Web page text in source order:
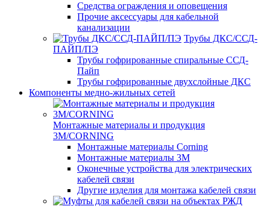
Средства ограждения и оповещения
Прочие аксессуары для кабельной
канализации
Трубы ДКС/ССД-
ПАЙП/ПЭ
Трубы гофрированные спиральные ССД-
Пайп
Трубы гофрированные двухслойные ДКС
Компоненты медно-жильных сетей
Монтажные материалы и продукция
3M/CORNING
Монтажные материалы Corning
Монтажные материалы 3M
Оконечные устройства для электрических
кабелей связи
Другие изделия для монтажа кабелей связи